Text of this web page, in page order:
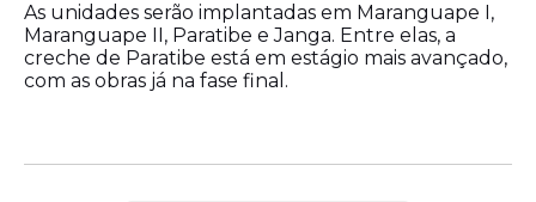
As unidades serão implantadas em Maranguape I,
Maranguape II, Paratibe e Janga. Entre elas, a
creche de Paratibe está em estágio mais avançado,
com as obras já na fase final.